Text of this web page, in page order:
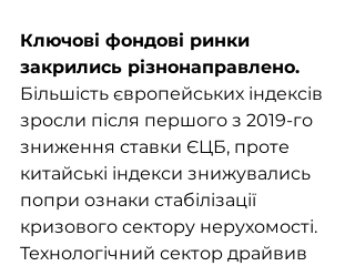
Ключові фондові ринки
закрились різнонаправлено.
Більшість європейських індексів
зросли після першого з 2019-го
зниження ставки ЄЦБ, проте
китайські індекси знижувались
попри ознаки стабілізації
кризового сектору нерухомості.
Технологічний сектор драйвив